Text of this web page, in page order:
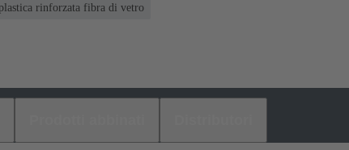
rinforzata fibra di vetro